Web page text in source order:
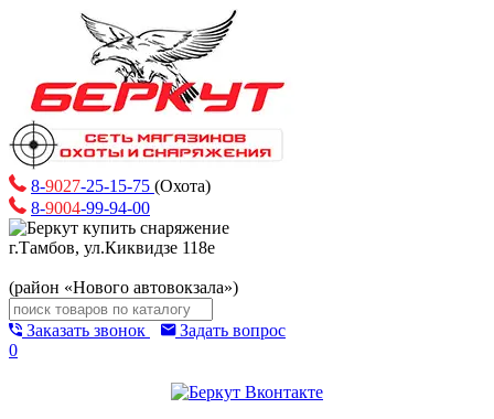
8-9027-25-15-75 (Охота)
8-9004-99-94-00
г.Тамбов, ул.Киквидзе 118е
(район «Нового автовокзала»)
Заказать звонок
Задать вопрос
0